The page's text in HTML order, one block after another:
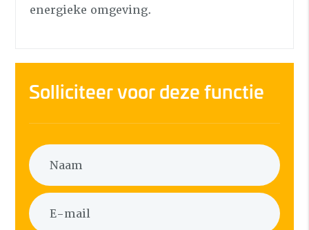
Solliciteer voor deze functie
energieke omgeving.